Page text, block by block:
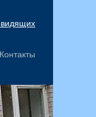
Контакты